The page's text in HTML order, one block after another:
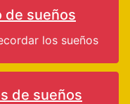
de sueños
los sueños
de sueños